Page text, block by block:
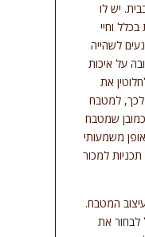
יש לו
וחיי
לשהייה
על איכות
את
למטבח
שמטבח
משמעותי
למכור
המטבח.
לבחור את